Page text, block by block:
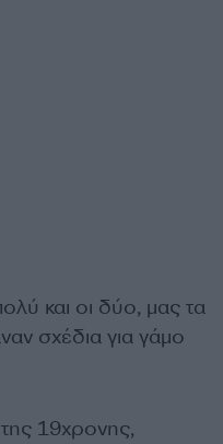
και οι δύο, μας τα
σχέδια για γάμο
19χρονης,